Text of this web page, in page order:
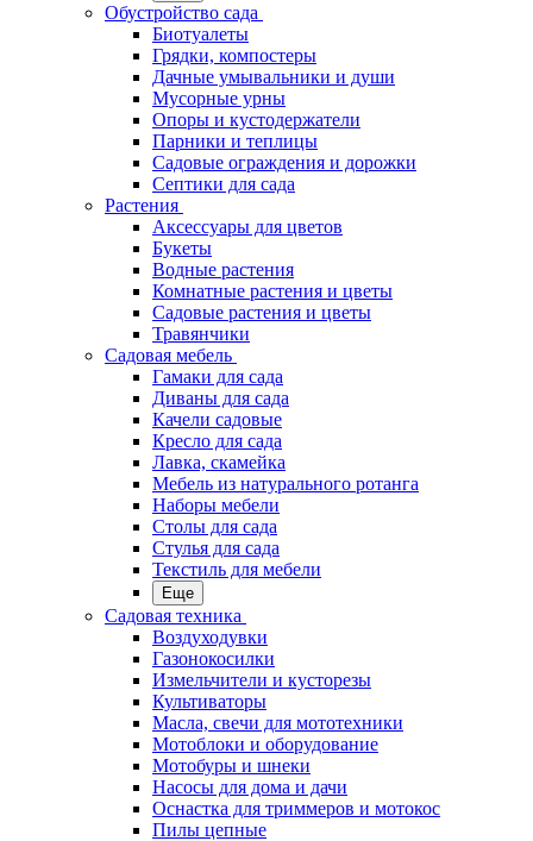
Обустройство сада
Биотуалеты
Грядки, компостеры
Дачные умывальники и души
Мусорные урны
Опоры и кустодержатели
Парники и теплицы
Садовые ограждения и дорожки
Септики для сада
Растения
Аксессуары для цветов
Букеты
Водные растения
Комнатные растения и цветы
Садовые растения и цветы
Травянчики
Садовая мебель
Гамаки для сада
Диваны для сада
Качели садовые
Кресло для сада
Лавка, скамейка
Мебель из натурального ротанга
Наборы мебели
Столы для сада
Стулья для сада
Текстиль для мебели
Еще
Садовая техника
Воздуходувки
Газонокосилки
Измельчители и кусторезы
Культиваторы
Масла, свечи для мототехники
Мотоблоки и оборудование
Мотобуры и шнеки
Насосы для дома и дачи
Оснастка для триммеров и мотокос
Пилы цепные